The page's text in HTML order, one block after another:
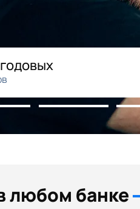
Начальный взнос 0%
Возможность рассрочки
любом банке